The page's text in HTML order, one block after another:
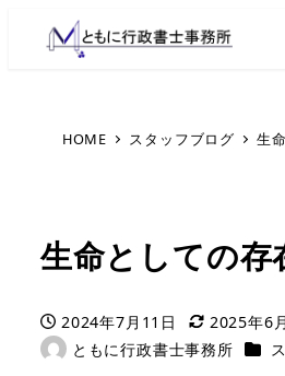
HOME スタッフブログ 生
生命としての存
投稿日
2024年7月11日
更新日
2025年6
著
ともに行政書士事務所 カテ